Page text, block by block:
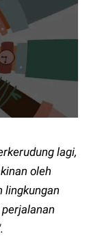
lagi,
oleh
lingkungan